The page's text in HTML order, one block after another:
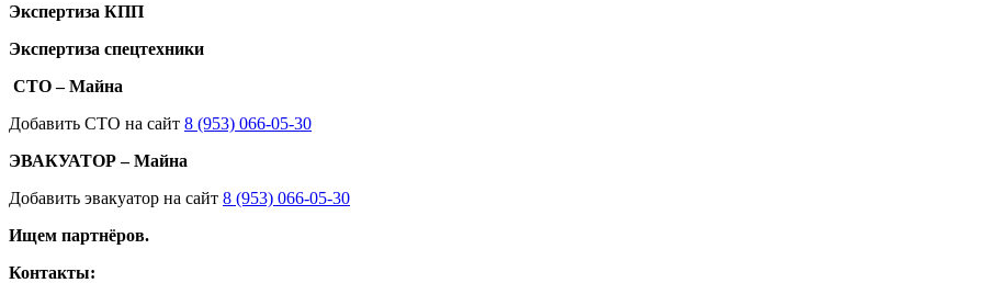
Экспертиза КПП
Экспертиза спецтехники
СТО – Майна
Добавить СТО на сайт 8 (953) 066-05-30
ЭВАКУАТОР – Майна
Добавить эвакуатор на сайт 8 (953) 066-05-30
Ищем партнёров.
Контакты: